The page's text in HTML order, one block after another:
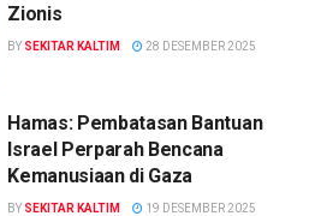
Zionis
BY SEKITAR KALTIM 28 DESEMBER 2025
Hamas: Pembatasan Bantuan
Israel Perparah Bencana
Kemanusiaan di Gaza
BY SEKITAR KALTIM 19 DESEMBER 2025